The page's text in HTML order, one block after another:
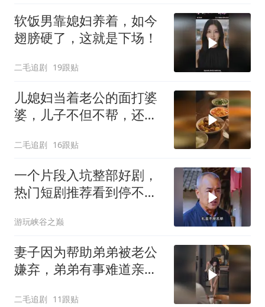
软饭男靠媳妇养着，如今
翅膀硬了，这就是下场！
二毛追剧 19跟贴
儿媳妇当着老公的面打婆
婆，儿子不但不帮，还助
二毛追剧 16跟贴
一个片段入坑整部好剧，
热门短剧推荐看到停不下
游玩峡谷之巅
妻子因为帮助弟弟被老公
嫌弃，弟弟有事难道亲姐
二毛追剧 11跟贴